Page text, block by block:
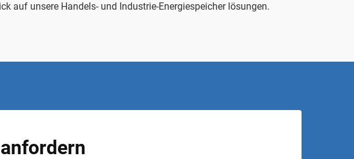
auf unsere Handels- und Industrie-Energiespeicher lösungen.